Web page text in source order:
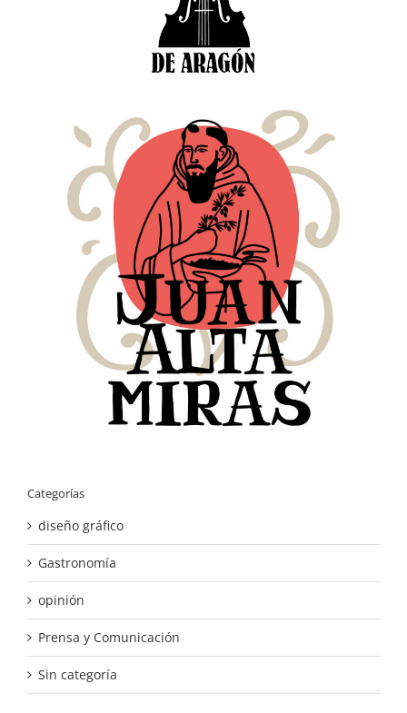
Categorías
diseño gráfico
Gastronomía
opinión
Prensa y Comunicación
Sin categoría